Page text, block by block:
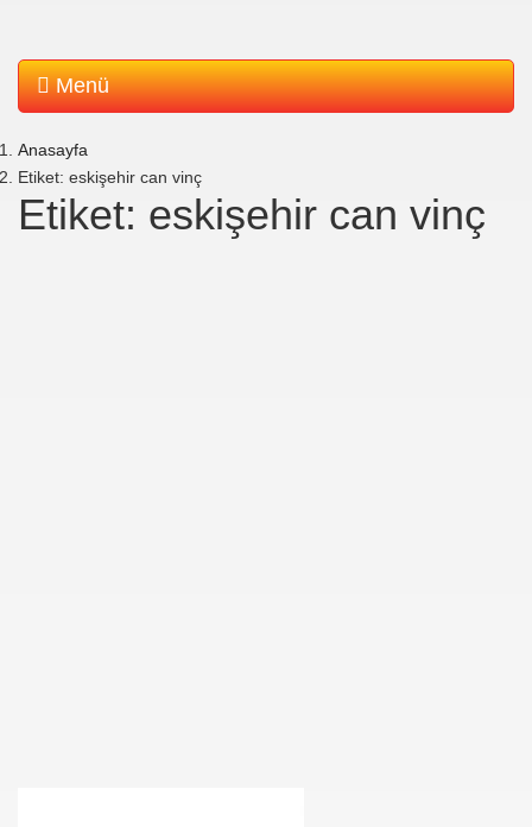
Menü
Anasayfa
Etiket: eskişehir can vinç
Etiket: eskişehir can vinç